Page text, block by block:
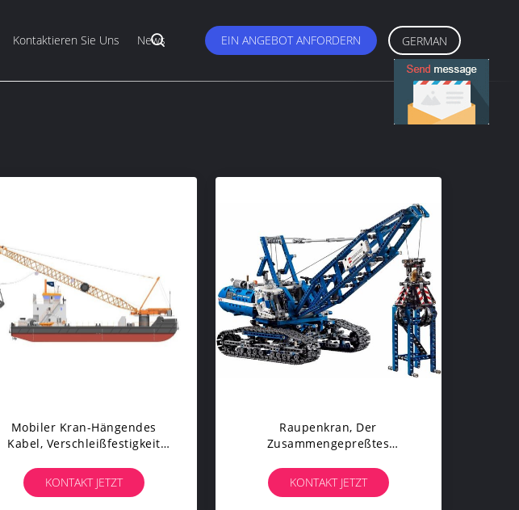
Kontaktieren Sie Uns News EIN ANGEBOT ANFORDERN GERMAN
Mobiler Kran-Hängendes
Kabel, Verschleißfestigkeit
K25F EPIWRC
KONTAKT JETZT
Raupenkran, Der
Zusammengepreßtes
Rotations-Widerstand Luvt
KONTAKT JETZT